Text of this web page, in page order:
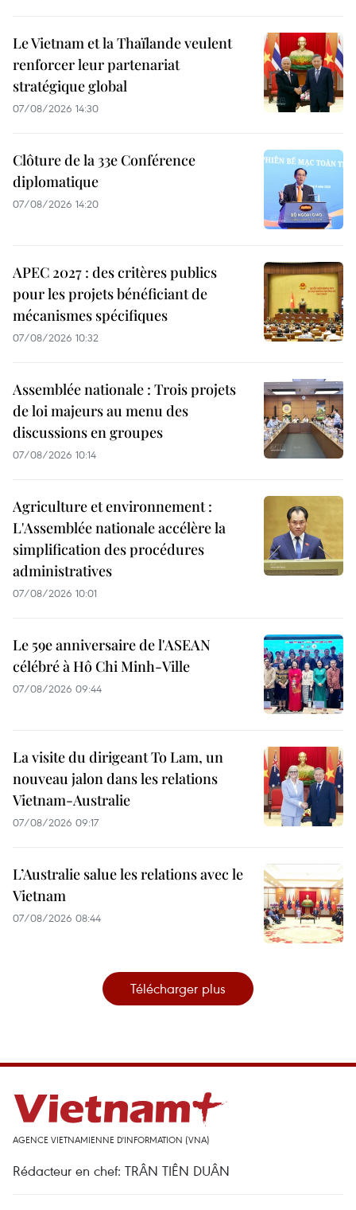
Le Vietnam et la Thaïlande veulent
renforcer leur partenariat
stratégique global
07/08/2026 14:30
Clôture de la 33e Conférence
diplomatique
07/08/2026 14:20
APEC 2027 : des critères publics
pour les projets bénéficiant de
mécanismes spécifiques
07/08/2026 10:32
Assemblée nationale : Trois projets
de loi majeurs au menu des
discussions en groupes
07/08/2026 10:14
Agriculture et environnement :
L'Assemblée nationale accélère la
simplification des procédures
administratives
07/08/2026 10:01
Le 59e anniversaire de l'ASEAN
célébré à Hô Chi Minh-Ville
07/08/2026 09:44
La visite du dirigeant To Lam, un
nouveau jalon dans les relations
Vietnam-Australie
07/08/2026 09:17
L’Australie salue les relations avec le
Vietnam
07/08/2026 08:44
Télécharger plus
AGENCE VIETNAMIENNE D'INFORMATION (VNA)
Rédacteur en chef: TRÂN TIÊN DUÂN